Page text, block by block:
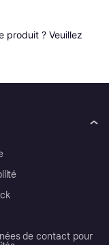
produit ? Veuillez
de contact pour